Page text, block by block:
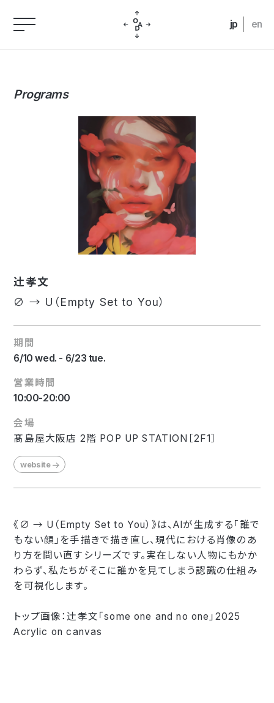
jp en
Programs
辻󠄀孝文
∅ → U（Empty Set to You）
期間
6/10 wed. - 6/23 tue.
営業時間
10:00-20:00
会場
髙島屋大阪店 2階 POP UP STATION［2F1］
website
《∅ → U（Empty Set to You）》は、AIが生成する「誰で
もない顔」を手描きで描き直し、現代における肖像のあ
り方を問い直すシリーズです。実在しない人物にもかか
わらず、私たちがそこに誰かを見てしまう認識の仕組み
を可視化します。
トップ画像：辻󠄀孝文「some one and no one」2025
Acrylic on canvas